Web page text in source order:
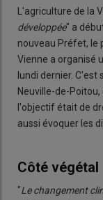
L'agriculture de la
développée" a
nouveau Préfet, le
Vienne a organisé
lundi dernier.
Neuville-de-
l'objectif était de
aussi évoquer les
Côté végétal
"Le changement